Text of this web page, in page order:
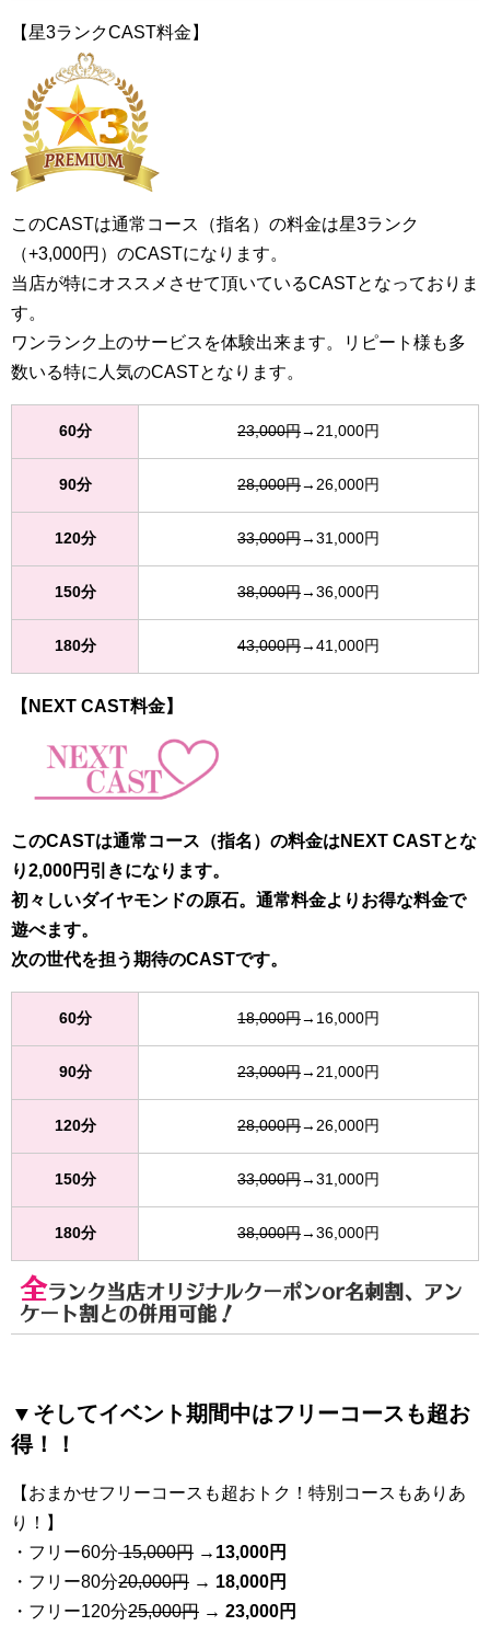
【星3ランクCAST料金】
このCASTは通常コース（指名）の料金は星3ランク
（+3,000円）のCASTになります。
当店が特にオススメさせて頂いているCASTとなっておりま
す。
ワンランク上のサービスを体験出来ます。リピート様も多
数いる特に人気のCASTとなります。
60分 23,000円→21,000円
90分 28,000円→26,000円
120分 33,000円→31,000円
150分 38,000円→36,000円
180分 43,000円→41,000円
【NEXT CAST料金】
このCASTは通常コース（指名）の料金はNEXT CASTとな
り2,000円引きになります。
初々しいダイヤモンドの原石。通常料金よりお得な料金で
遊べます。
次の世代を担う期待のCASTです。
60分 18,000円→16,000円
90分 23,000円→21,000円
120分 28,000円→26,000円
150分 33,000円→31,000円
180分 38,000円→36,000円
全ランク当店オリジナルクーポンor名刺割、アン
ケート割との併用可能！
▼そしてイベント期間中はフリーコースも超お
得！！
【おまかせフリーコースも超おトク！特別コースもありあ
り！】
・フリー60分15,000円 → 13,000円
・フリー80分20,000円 → 18,000円
・フリー120分25,000円 → 23,000円